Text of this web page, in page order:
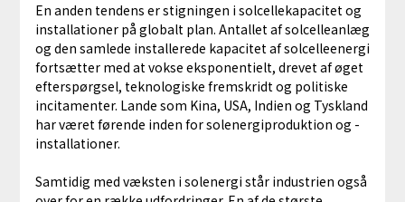
En anden tendens er stigningen i solcellekapacitet og
installationer på globalt plan. Antallet af solcelleanlæg
og den samlede installerede kapacitet af solcelleenergi
fortsætter med at vokse eksponentielt, drevet af øget
efterspørgsel, teknologiske fremskridt og politiske
incitamenter. Lande som Kina, USA, Indien og Tyskland
har været førende inden for solenergiproduktion og -
installationer.
Samtidig med væksten i solenergi står industrien også